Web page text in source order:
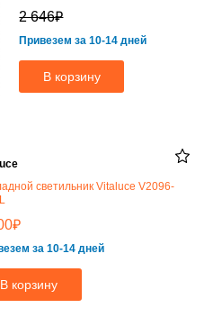
2 646₽
Привезем за 10-14 дней
В корзину
светильник Vitaluce V2096-
₽
за 10-14 дней
В корзину